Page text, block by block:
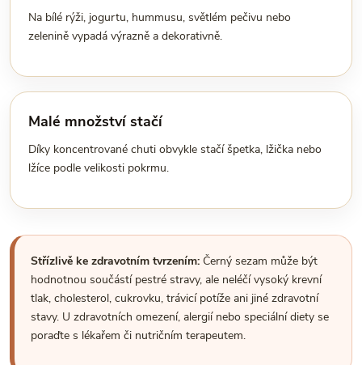
Na bílé rýži, jogurtu, hummusu, světlém pečivu nebo
zelenině vypadá výrazně a dekorativně.
Malé množství stačí
Díky koncentrované chuti obvykle stačí špetka, lžička nebo
lžíce podle velikosti pokrmu.
Střízlivě ke zdravotním tvrzením: Černý sezam může být
hodnotnou součástí pestré stravy, ale neléčí vysoký krevní
tlak, cholesterol, cukrovku, trávicí potíže ani jiné zdravotní
stavy. U zdravotních omezení, alergií nebo speciální diety se
poraďte s lékařem či nutričním terapeutem.